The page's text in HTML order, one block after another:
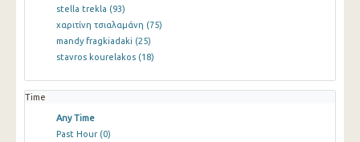
stella trekla (93)
χαριτίνη τσιαλαμάνη (75)
mandy fragkiadaki (25)
stavros kourelakos (18)
Time
Any Time
Past Hour (0)